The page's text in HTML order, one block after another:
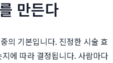
만든다
의 기본입니다. 진정한 시술 효
에 따라 결정됩니다. 사람마다